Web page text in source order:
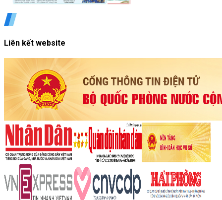
Liên kết website